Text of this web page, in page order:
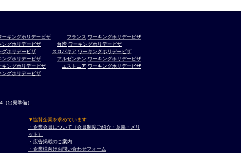
ーキングホリデービザ フランス ワーキングホリデービザ
ングホリデービザ 台湾 ワーキングホリデービザ
グホリデービザ スロバキア ワーキングホリデービザ
ングホリデービザ アルゼンチン ワーキングホリデービザ
キングホリデービザ エストニア ワーキングホリデービザ
ングホリデービザ
（出発準備）
▼協賛企業を求めています
・企業会員について（会員制度ご紹介・意義・メリ
ット）
・広告掲載のご案内
・企業様向けお問い合わせフォーム